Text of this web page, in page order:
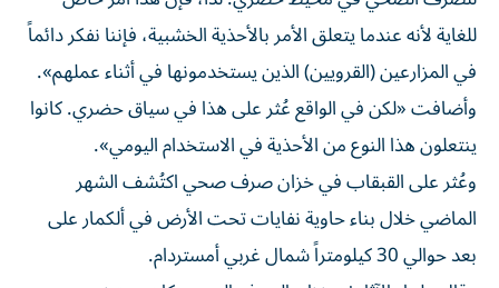
للغاية لأنه عندما يتعلق الأمر بالأحذية الخشبية، فإننا نفكر دائماً
في المزارعين (القرويين) الذين يستخدمونها في أثناء عملهم».
وأضافت «لكن في الواقع عُثر على هذا في سياق حضري. كانوا
ينتعلون هذا النوع من الأحذية في الاستخدام اليومي».
وعُثر على القبقاب في خزان صرف صحي اكتُشف الشهر
الماضي خلال بناء حاوية نفايات تحت الأرض في ألكمار على
بعد حوالي 30 كيلومتراً شمال غربي أمستردام.